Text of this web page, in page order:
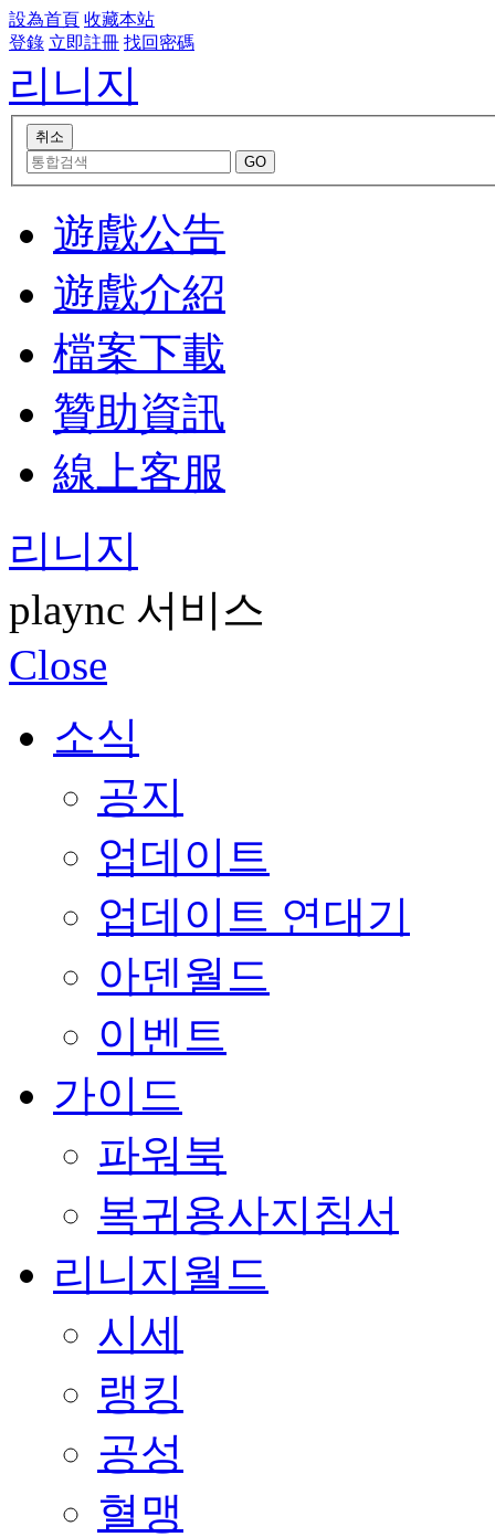
設為首頁 收藏本站
登錄 立即註冊 找回密碼
리니지
遊戲公告
遊戲介紹
檔案下載
贊助資訊
線上客服
리니지
plaync 서비스
Close
소식
공지
업데이트
업데이트 연대기
아덴월드
이벤트
가이드
파워북
복귀용사지침서
리니지월드
시세
랭킹
공성
혈맹